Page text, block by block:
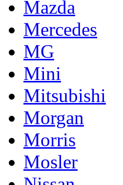
Mazda
Mercedes
MG
Mini
Mitsubishi
Morgan
Morris
Mosler